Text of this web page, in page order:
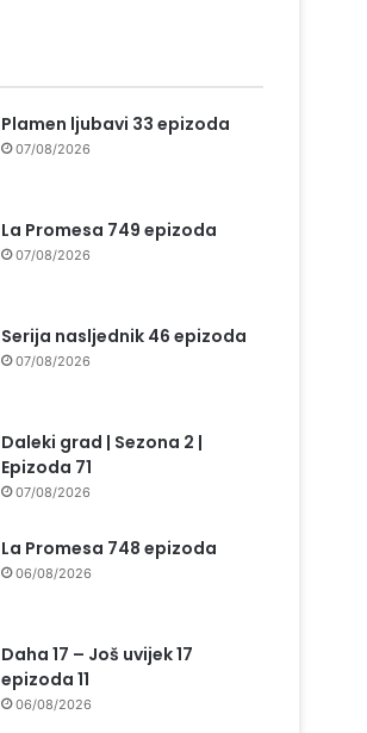
Plamen ljubavi 33 epizoda
07/08/2026
La Promesa 749 epizoda
07/08/2026
Serija nasljednik 46 epizoda
07/08/2026
Daleki grad | Sezona 2 |
Epizoda 71
07/08/2026
La Promesa 748 epizoda
06/08/2026
Daha 17 – Još uvijek 17
epizoda 11
06/08/2026